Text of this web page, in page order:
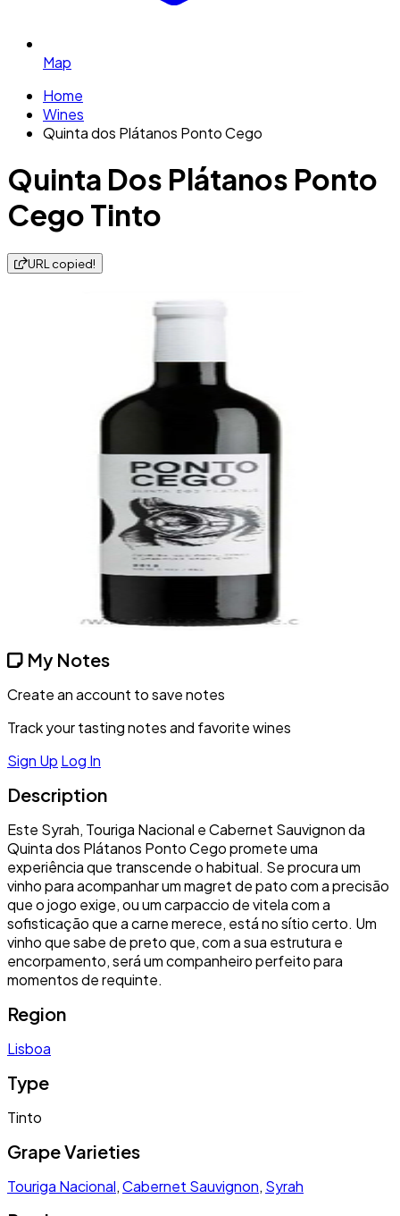
Map
Home
Wines
Quinta dos Plátanos Ponto Cego
Quinta Dos Plátanos Ponto
Cego Tinto
URL copied!
My Notes
Create an account to save notes
Track your tasting notes and favorite wines
Sign Up Log In
Description
Este Syrah, Touriga Nacional e Cabernet Sauvignon da
Quinta dos Plátanos Ponto Cego promete uma
experiência que transcende o habitual. Se procura um
vinho para acompanhar um magret de pato com a precisão
que o jogo exige, ou um carpaccio de vitela com a
sofisticação que a carne merece, está no sítio certo. Um
vinho que sabe de preto que, com a sua estrutura e
encorpamento, será um companheiro perfeito para
momentos de requinte.
Region
Lisboa
Type
Tinto
Grape Varieties
Touriga Nacional,Cabernet Sauvignon, Syrah